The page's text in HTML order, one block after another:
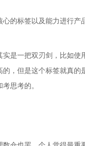
的标签以及能力进行
是一把双刃剑，比如
，但是这个标签就真
思考的。